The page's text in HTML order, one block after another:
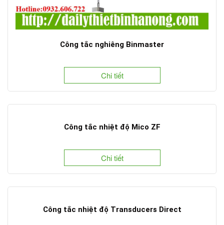
Công tắc nghiêng Binmaster
Chi tiết
Công tắc nhiệt độ Mico ZF
Chi tiết
Công tắc nhiệt độ Transducers Direct